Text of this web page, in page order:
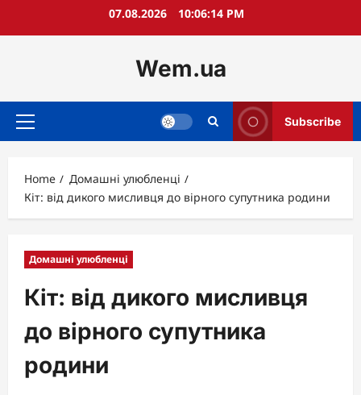
07.08.2026 10:06:16 PM
Wem.ua
Primary
Subscribe
Home
Домашні улюбленці
Кіт: від дикого мисливця до вірного супутника родини
Домашні улюбленці
Кіт: від дикого мисливця
до вірного супутника
родини